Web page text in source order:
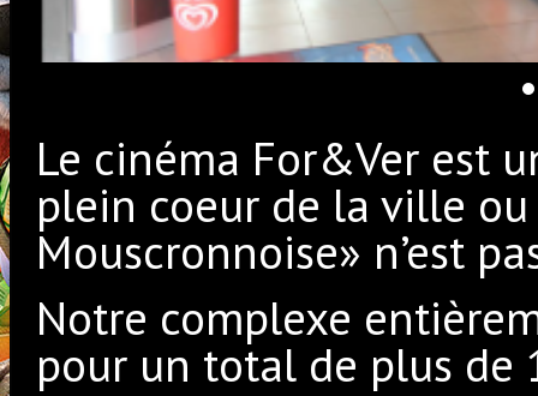
Le cinéma For&Ver est
plein coeur de la ville
Mouscronnoise» n’est
Notre complexe
pour un total de plus de